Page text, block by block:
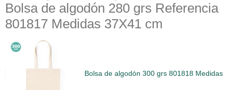
Bolsa de algodón 280 grs Referencia
801817 Medidas 37X41 cm
Bolsa de algodón 300 grs 801818 Medidas